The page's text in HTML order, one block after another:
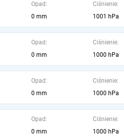
Opad:
0 mm
Ciśnienie:
1001 hPa
Opad:
0 mm
Ciśnienie:
1000 hPa
Opad:
0 mm
Ciśnienie:
1000 hPa
Opad:
0 mm
Ciśnienie:
1000 hPa